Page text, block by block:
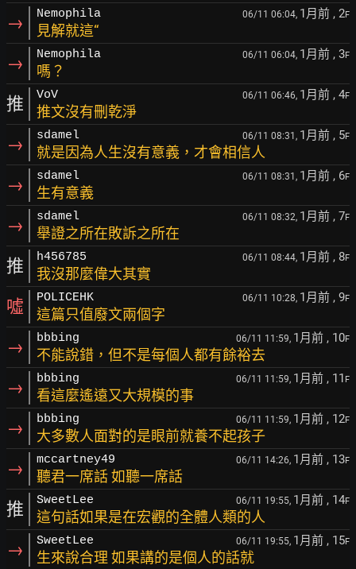
→ Nemophila 06/11 06:04, 1月前 , 2F
見解就這“
→ Nemophila 06/11 06:04, 1月前 , 3F
嗎？
推 VoV 06/11 06:46, 1月前 , 4F
推文沒有刪乾淨
→ sdamel 06/11 08:31, 1月前 , 5F
就是因為人生沒有意義，才會相信人
→ sdamel 06/11 08:31, 1月前 , 6F
生有意義
→ sdamel 06/11 08:32, 1月前 , 7F
舉證之所在敗訴之所在
推 h456785 06/11 08:44, 1月前 , 8F
我沒那麼偉大其實
噓 POLICEHK 06/11 10:28, 1月前 , 9F
這篇只值廢文兩個字
→ bbbing 06/11 11:59, 1月前 , 10F
不能說錯，但不是每個人都有餘裕去
→ bbbing 06/11 11:59, 1月前 , 11 F
看這麼遙遠又大規模的事
→ bbbing 06/11 11:59, 1月前 , 12F
大多數人面對的是眼前就養不起孩子
→ mccartney49 06/11 14:26, 1月前 , 13F
聽君一席話 如聽一席話
推 SweetLee 06/11 19:55, 1月前 , 14F
這句話如果是在宏觀的全體人類的人
→ SweetLee 06/11 19:55, 1月前 , 15F
生來說合理 如果講的是個人的話就